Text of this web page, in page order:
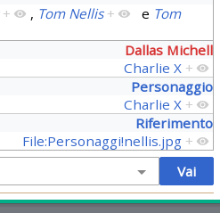
+ , Tom Nellis + e Tom
Dallas Michell
Charlie X +
Personaggio
Charlie X +
Riferimento
File:Personaggi!nellis.jpg +